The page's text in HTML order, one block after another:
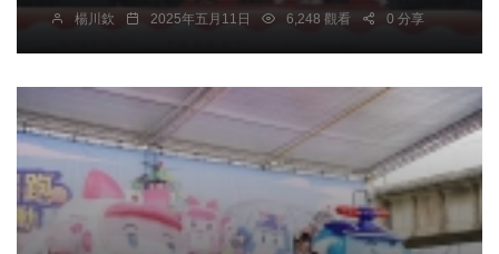
楊川欽 2025年五月11日 6,248 觀看 0 分享